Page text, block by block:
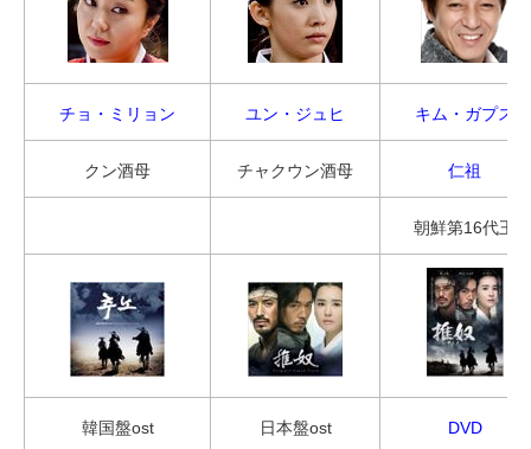
チョ・ミリョン ユン・ジュヒ キム・ガプス
クン酒母 チャクウン酒母 仁祖
朝鮮第16代王
韓国盤ost 日本盤ost DVD